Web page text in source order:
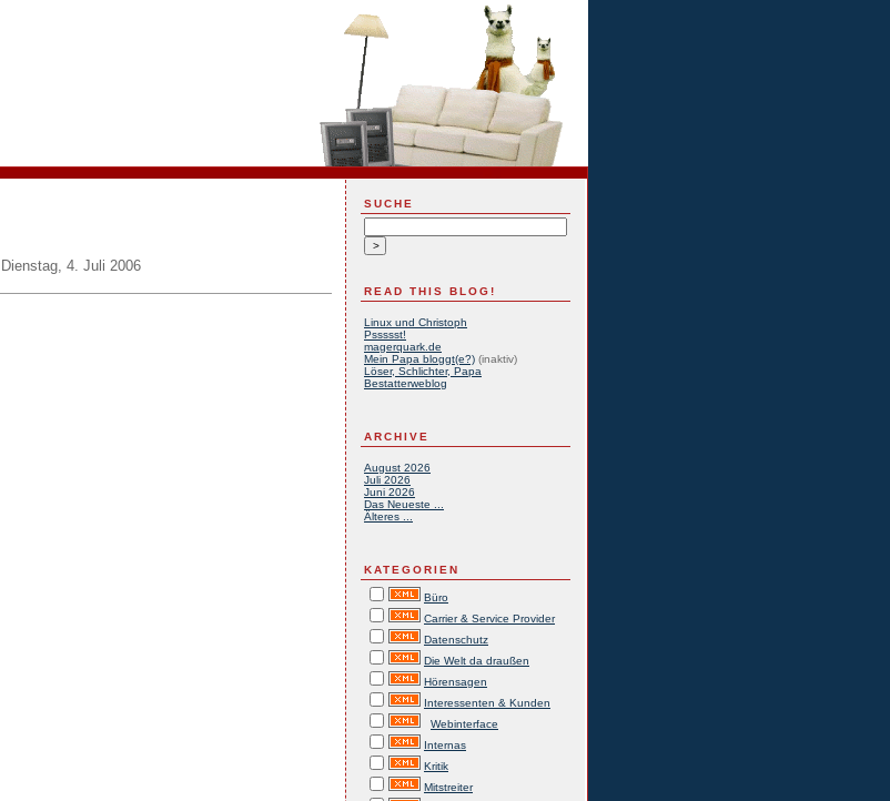
Dienstag, 4. Juli 2006
SUCHE
READ THIS BLOG!
Linux und Christoph
Pssssst!
magerquark.de
Mein Papa bloggt(e?) (inaktiv)
Löser, Schlichter, Papa
Bestatterweblog
ARCHIVE
August 2026
Juli 2026
Juni 2026
Das Neueste ...
Älteres ...
KATEGORIEN
Büro
Carrier & Service Provider
Datenschutz
Die Welt da draußen
Hörensagen
Interessenten & Kunden
Webinterface
Internas
Kritik
Mitstreiter